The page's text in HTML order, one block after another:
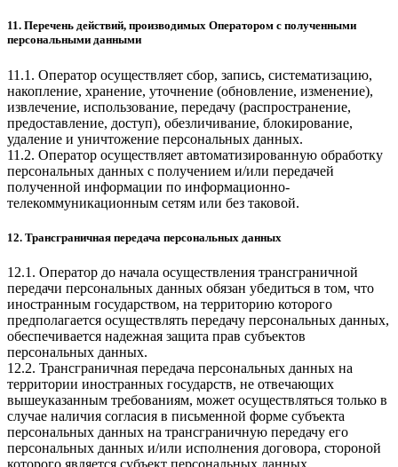
11. Перечень действий, производимых Оператором с полученными
персональными данными
11.1. Оператор осуществляет сбор, запись, систематизацию,
накопление, хранение, уточнение (обновление, изменение),
извлечение, использование, передачу (распространение,
предоставление, доступ), обезличивание, блокирование,
удаление и уничтожение персональных данных.
11.2. Оператор осуществляет автоматизированную обработку
персональных данных с получением и/или передачей
полученной информации по информационно-
телекоммуникационным сетям или без таковой.
12. Трансграничная передача персональных данных
12.1. Оператор до начала осуществления трансграничной
передачи персональных данных обязан убедиться в том, что
иностранным государством, на территорию которого
предполагается осуществлять передачу персональных данных,
обеспечивается надежная защита прав субъектов
персональных данных.
12.2. Трансграничная передача персональных данных на
территории иностранных государств, не отвечающих
вышеуказанным требованиям, может осуществляться только в
случае наличия согласия в письменной форме субъекта
персональных данных на трансграничную передачу его
персональных данных и/или исполнения договора, стороной
которого является субъект персональных данных.